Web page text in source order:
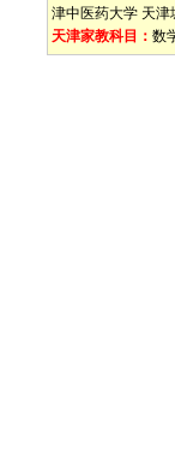
津中医药大学 天津
天津家教科目： 数